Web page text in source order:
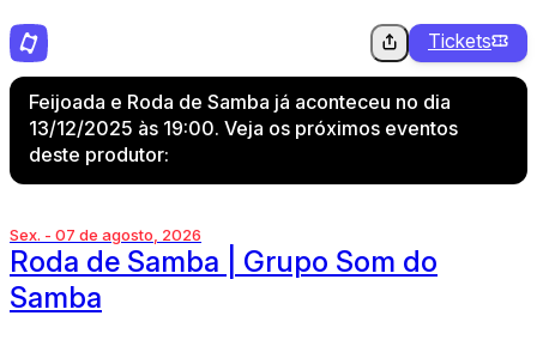
Tickets
Feijoada e Roda de Samba já aconteceu no dia
13/12/2025 às 19:00. Veja os próximos eventos
deste produtor:
Sex. - 07 de agosto, 2026
Roda de Samba | Grupo Som do
Samba